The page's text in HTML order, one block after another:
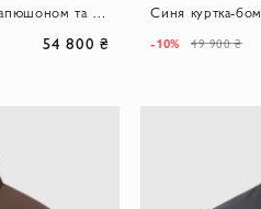
Темно-сіра куртка-бомбер з капюшоном та металевою фурнітурою
54 800 ₴
Синя куртка-
-10% 49 900 ₴